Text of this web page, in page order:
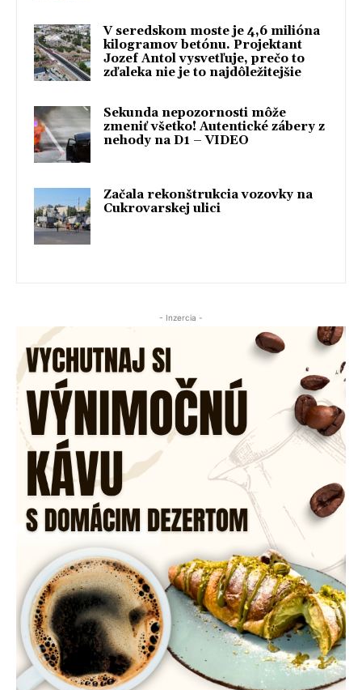
V seredskom moste je 4,6 milióna
kilogramov betónu. Projektant
Jozef Antol vysvetľuje, prečo to
zďaleka nie je to najdôležitejšie
Sekunda nepozornosti môže
zmeniť všetko! Autentické zábery z
nehody na D1 – VIDEO
Začala rekonštrukcia vozovky na
Cukrovarskej ulici
- Inzercia -